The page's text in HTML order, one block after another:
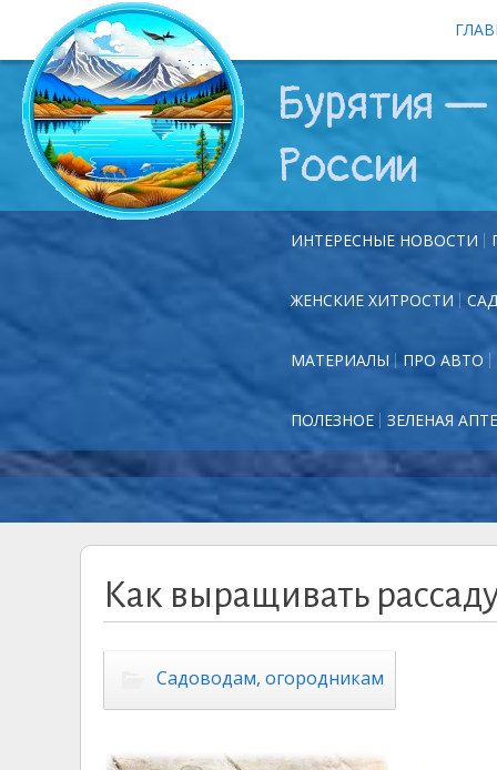
Бурятия —
России
ИНТЕРЕСНЫЕ НОВОСТИ
ЖЕНСКИЕ ХИТРОСТИ
МАТЕРИАЛЫ ПРО АВТО
ПОЛЕЗНОЕ ЗЕЛЕНАЯ
Как выращивать
Садоводам, огородникам